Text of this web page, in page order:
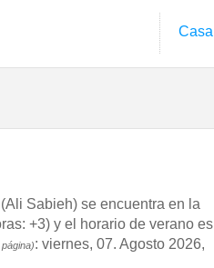
Casa
Sabieh) se encuentra en la
+3) y el horario de verano es
: viernes, 07. Agosto 2026,